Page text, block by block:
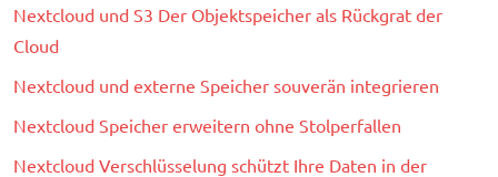
Nextcloud und S3 Der Objektspeicher als Rückgrat der
Cloud
Nextcloud und externe Speicher souverän integrieren
Nextcloud Speicher erweitern ohne Stolperfallen
Nextcloud Verschlüsselung schützt Ihre Daten in der